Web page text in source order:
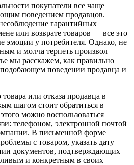
покупатели все чаще
поведением продавцов.
гарантийных
или возврате товаров — все это
эмоции у потребителя. Однако, не
и молча терпеть произвол
мы расскажем, как правильно
поведении продавца и
или отказа продавца в
шагом стоит обратиться в
можно воспользоваться
телефоном, электронной почтой
В письменной форме
с товаром, указать дату
документов, подтверждающих
и конкретным в своих